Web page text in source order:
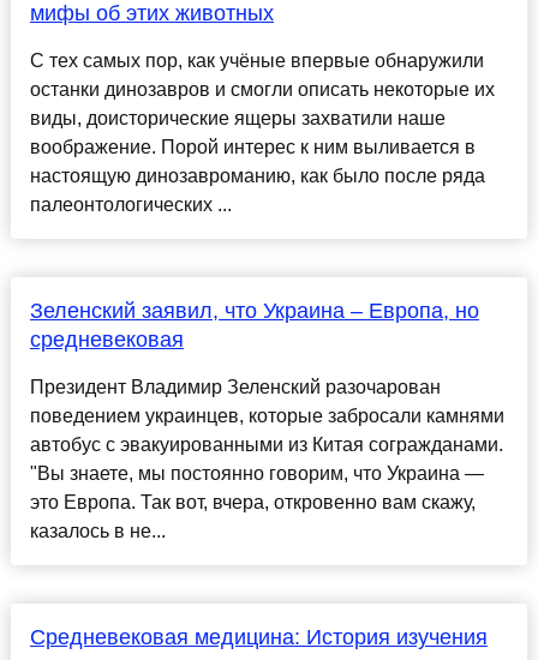
мифы об этих животных
С тех самых пор, как учёные впервые обнаружили
останки динозавров и смогли описать некоторые их
виды, доисторические ящеры захватили наше
воображение. Порой интерес к ним выливается в
настоящую динозавроманию, как было после ряда
палеонтологических ...
Зеленский заявил, что Украина – Европа, но
средневековая
Президент Владимир Зеленский разочарован
поведением украинцев, которые забросали камнями
автобус с эвакуированными из Китая согражданами.
"Вы знаете, мы постоянно говорим, что Украина —
это Европа. Так вот, вчера, откровенно вам скажу,
казалось в не...
Средневековая медицина: История изучения